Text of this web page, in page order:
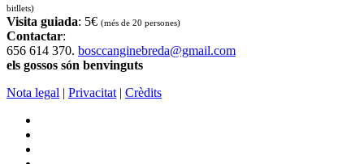
bitllets)
Visita guiada: 5€ (més de 20 persones)
Contactar:
656 614 370. bosccanginebreda@gmail.com
els gossos són benvinguts
Nota legal | Privacitat | Crèdits